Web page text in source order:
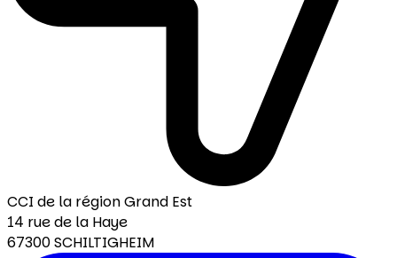
CCI de la région Grand Est
14 rue de la Haye
67300 SCHILTIGHEIM